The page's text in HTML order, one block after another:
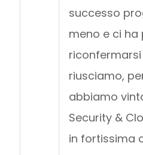
successo
meno e ci
riusciamo,
abbiamo
Security &
in fortissima